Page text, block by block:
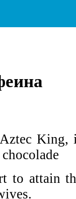
King,
to attain